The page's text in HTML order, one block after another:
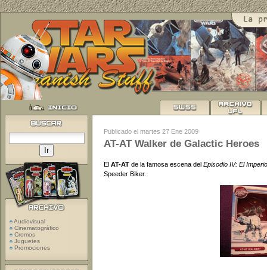
Publicado el martes 27 Ene 2009
AT-AT Walker de Galactic Heroes
El AT-AT de la famosa escena del Episodio IV: El
Speeder Biker.
Audiovisual
Cinematográfico
Cromos
Juguetes
Promociones